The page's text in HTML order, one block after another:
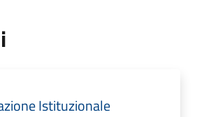
Istituzionale